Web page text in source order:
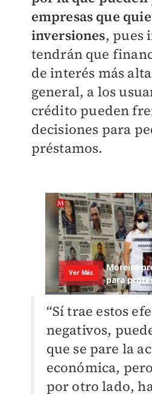
empresas que
inversiones, pues
tendrán que
de interés más
general, a los
crédito pueden
decisiones para
préstamos.
“Sí trae estos
negativos,
que se pare la
económica,
por otro lado,